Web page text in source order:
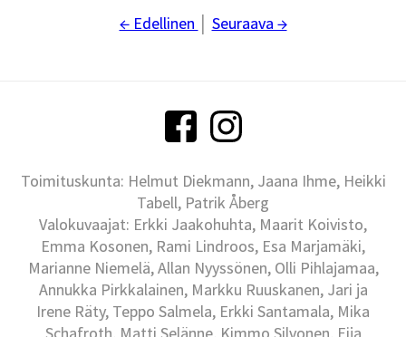
← Edellinen Seuraava →
Toimituskunta: Helmut Diekmann, Jaana Ihme, Heikki
Tabell, Patrik Åberg
Valokuvaajat: Erkki Jaakohuhta, Maarit Koivisto,
Emma Kosonen, Rami Lindroos, Esa Marjamäki,
Marianne Niemelä, Allan Nyyssönen, Olli Pihlajamaa,
Annukka Pirkkalainen, Markku Ruuskanen, Jari ja
Irene Räty, Teppo Salmela, Erkki Santamala, Mika